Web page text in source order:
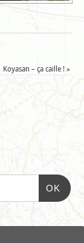
Koyasan – ça caille !»
OK